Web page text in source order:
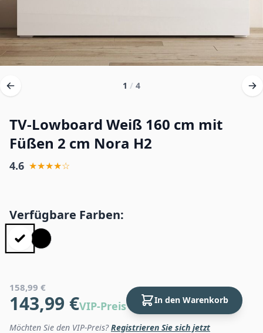
1 / 4
TV-Lowboard Weiß 160 cm mit
Füßen 2 cm Nora H2
4.6 ★★★★☆
Verfügbare Farben:
158,99 €
143,99 €VIP-Preis In den Warenkorb
Möchten Sie den VIP-Preis?Registrieren Sie sich jetzt